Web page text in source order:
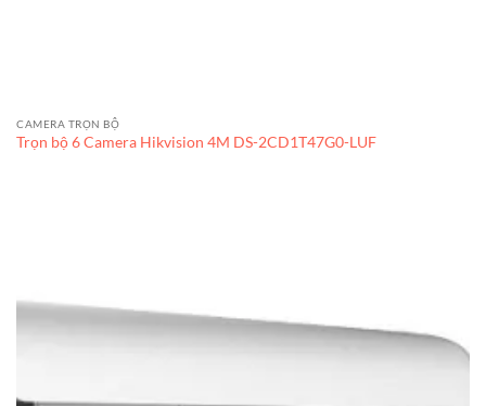
CAMERA TRỌN BỘ
Trọn bộ 6 Camera Hikvision 4M DS-2CD1T47G0-LUF